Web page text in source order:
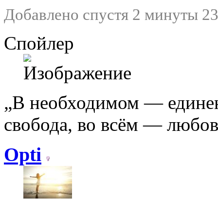
Добавлено спустя 2 минуты
Спойлер
„В необходимом —
свобода, во всём —
Opti